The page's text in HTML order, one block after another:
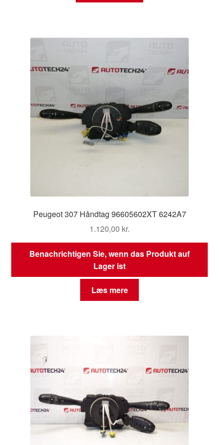
Peugeot 307 Håndtag 96605602XT 6242A7
1.120,00 kr.
Benachrichtigen Sie, wenn das Produkt auf
Lager ist
Læs mere